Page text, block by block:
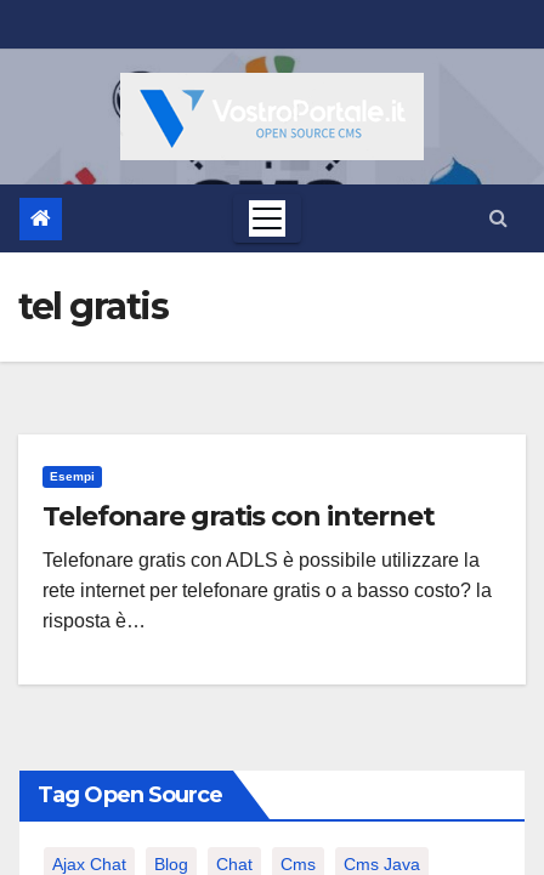
al
tel gratis
Esempi
Telefonare gratis con internet
Telefonare gratis con ADLS è possibile utilizzare la
rete internet per telefonare gratis o a basso costo? la
risposta è…
Tag Open Source
Ajax Chat Blog Chat Cms Cms Java